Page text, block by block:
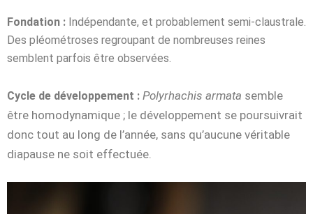
Fondation : Indépendante, et probablement semi-claustrale.
Des pléométroses regroupant de nombreuses reines
semblent parfois être observées.
Cycle de développement : Polyrhachis armata semble
être homodynamique ; le développement se poursuivrait
donc tout au long de l’année, sans qu’aucune véritable
diapause ne soit effectuée.